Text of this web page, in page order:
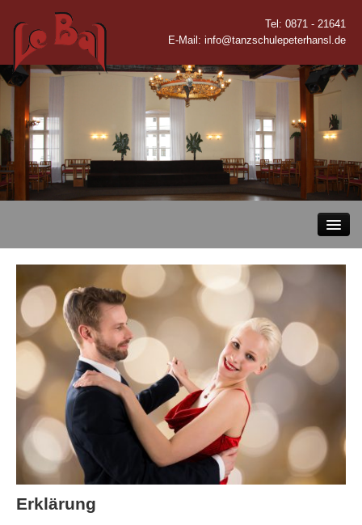
Tel: 0871 - 21641
E-Mail: info@tanzschulepeterhansl.de
Startseite
Kurse
Kursinhalte
Über uns
Downloads
Veranstaltungskalender
Erklärung